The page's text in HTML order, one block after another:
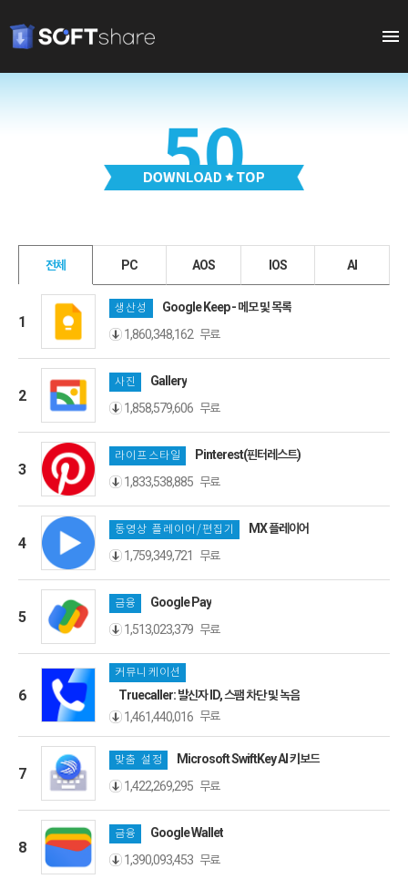
전체 PC AOS IOS AI
1
생산성
Google Keep - 메모 및 목록
1,860,348,162 무료
2
사진
Gallery
1,858,579,606 무료
3
라이프스타일
Pinterest(핀터레스트)
1,833,538,885 무료
4
동영상 플레이어/편집기
MX 플레이어
1,759,349,721
무료
5
금융
Google Pay
1,513,023,379 무료
6
커뮤니케이션
Truecaller: 발신자 ID, 스팸 차단 및 녹음
1,461,440,016 무료
7
맞춤 설정
Microsoft SwiftKey AI 키보드
1,422,269,295 무료
8
금융
Google Wallet
1,390,093,453 무료